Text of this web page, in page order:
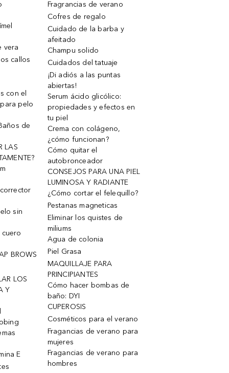
vera
callos
con el
pelo
de
LAS
sin
BROWS
LOS
Y
E
Fragrancias de verano
Cofres de regalo
Cuidado de la barba y
afeitado
Champu solido
Cuidados del tatuaje
¡Di adiós a las puntas
abiertas!
Serum ácido glicólico:
propiedades y efectos en
tu piel
Crema con colágeno,
¿cómo funcionan?
Cómo quitar el
autobronceador
CONSEJOS PARA UNA PIEL
LUMINOSA Y RADIANTE
¿Cómo cortar el felequillo?
Pestanas magneticas
Eliminar los quistes de
miliums
Agua de colonia
Piel Grasa
MAQUILLAJE PARA
PRINCIPIANTES
Cómo hacer bombas de
baño: DYI
CUPEROSIS
Cosméticos para el verano
Fragancias de verano para
mujeres
Fragancias de verano para
hombres